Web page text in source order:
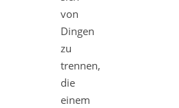
von
Dingen
zu
trennen,
die
einem